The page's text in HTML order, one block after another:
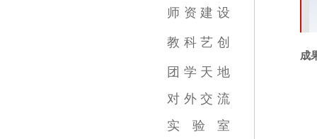
传媒新闻
传媒公告
传媒艺讯
师 资 建 设
广播电视编导专业
动画专业
数字媒体艺术专业
录音艺术专业
摄影专业
广告学专业
影视摄影与制作专业
基础部
教 科 艺 创
教育教学新闻
科研成果
艺术创作
团 学 天 地
对 外 交 流
实
验 室
成